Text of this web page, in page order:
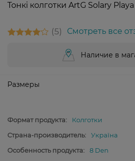
Тонкі колготки ArtG Solary
5 Смотреть все
Наличие в
Размеры
Формат продукта:
Колготки
Страна-производитель:
Україна
Особенность продукта:
8 Den